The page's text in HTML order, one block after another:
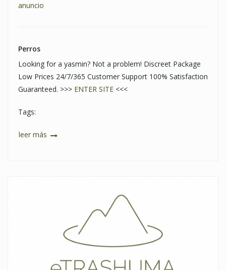
anuncio
Perros
Looking for a yasmin? Not a problem! Discreet Package
Low Prices 24/7/365 Customer Support 100% Satisfaction
Guaranteed. >>> ENTER SITE <<<
Tags:
leer más